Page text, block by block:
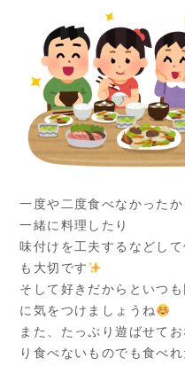
一度や二度食べなかった
一緒に料理したり
味付けを工夫するなどし
も大切です
そして好きだからといつ
に気をつけましょうね
また、たっぷり遊ばせて
り食べないものでも食べれ